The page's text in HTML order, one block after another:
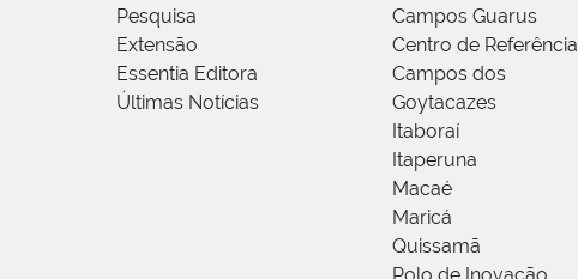
Pesquisa
Extensão
Essentia Editora
Últimas Notícias
Campos Guarus
Centro de Referência
Campos dos
Goytacazes
Itaboraí
Itaperuna
Macaé
Maricá
Quissamã